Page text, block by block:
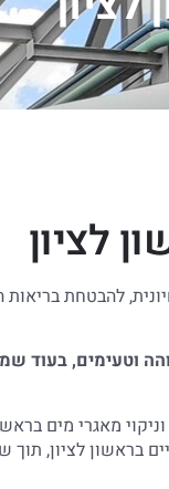
לציון
להבטחת בריאות
וטעימים, בעוד
בראשון לציון,